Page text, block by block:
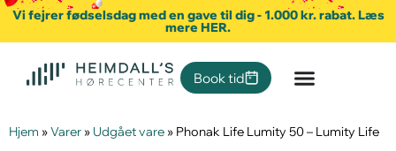
Vi fejrer fødselsdag med en gave til dig - 1.000 kr. rabat. Læs
mere HER.
Book tid
Hjem »Varer » Udgået vare » Phonak Life Lumity 50 – Lumity Life